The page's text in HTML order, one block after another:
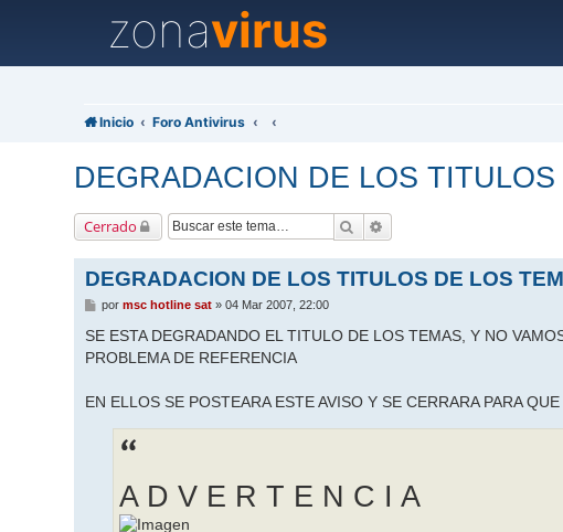
zonavirus
Inicio Foro Antivirus
DEGRADACION DE LOS
Cerrado Buscar
DEGRADACION DE LOS TITULOS DE LOS
M
n
a
pormsc hotline sat »04 Mar 2007, 22:00
SE ESTA DEGRADANDO EL TITULO DE LOS TEMAS, Y NO
PROBLEMA DE REFERENCIA
EN ELLOS SE POSTEARA ESTE AVISO Y SE CERRARA PARA
A D V E R T E N C I A